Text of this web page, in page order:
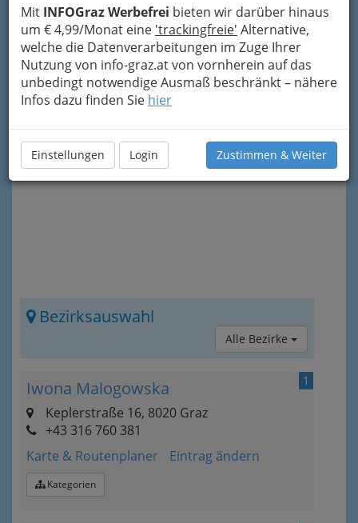
Mit INFOGraz Werbefrei bieten wir darüber hinaus
um € 4,99/Monat eine 'trackingfreie' Alternative,
welche die Datenverarbeitungen im Zuge Ihrer
Nutzung von info-graz.at von vornherein auf das
unbedingt notwendige Ausmaß beschränkt – nähere
Infos dazu finden Sie hier
Einstellungen Login Zustimmen & Weiter
Änderungsschneider und
Änderungsschneiderinnen! Hier haben wir
verschiedene Schneidereien bzw.
ursprünglich Flickschneider für Sie aufgelistet!
Nach den einzelnen Einträgen gibt es noch mehr
Informationen zum Thema. Diese können Sie
erreichen.
Bezirksauswahl
Alle Bezirke
1
Iwona Malogowska
Keplerstraße 16, 8020 Graz
+43 316 760 381
Karte & Routenplaner
Eintrag ändern
Kategorien